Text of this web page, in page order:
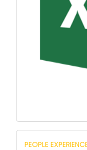
PEOPLE